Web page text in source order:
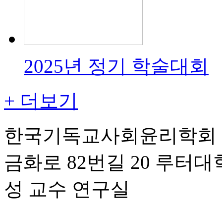
2025년 정기 학술대회
+ 더보기
한국기독교사회윤리학
금화로 82번길 20 루터
성 교수 연구실